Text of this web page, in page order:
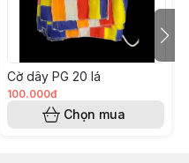
Cờ dây PG 20 lá
100.000đ
Chọn mua